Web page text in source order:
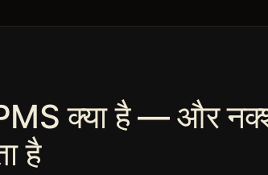
क्या है — और
है